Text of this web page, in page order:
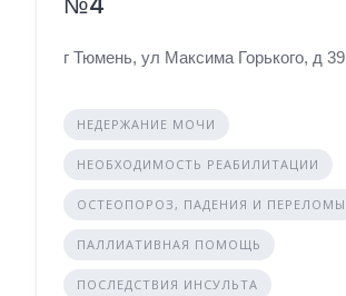
г Тюмень, ул Максима Горького, д 39
НЕДЕРЖАНИЕ МОЧИ
НЕОБХОДИМОСТЬ РЕАБИЛИТАЦИИ
ОСТЕОПОРОЗ, ПАДЕНИЯ И ПЕРЕЛОМЫ
ПАЛЛИАТИВНАЯ ПОМОЩЬ
ПОСЛЕДСТВИЯ ИНСУЛЬТА